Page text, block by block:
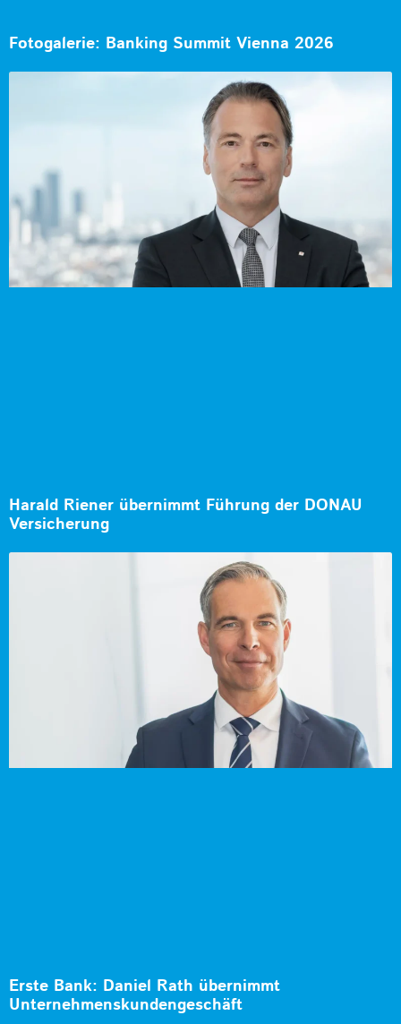
Fotogalerie: Banking Summit Vienna 2026
Harald Riener übernimmt Führung der DONAU
Versicherung
Erste Bank: Daniel Rath übernimmt
Unternehmenskundengeschäft